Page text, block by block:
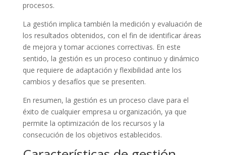
procesos.
La gestión implica también la medición y evaluación de
los resultados obtenidos, con el fin de identificar áreas
de mejora y tomar acciones correctivas. En este
sentido, la gestión es un proceso continuo y dinámico
que requiere de adaptación y flexibilidad ante los
cambios y desafíos que se presenten.
En resumen, la gestión es un proceso clave para el
éxito de cualquier empresa u organización, ya que
permite la optimización de los recursos y la
consecución de los objetivos establecidos.